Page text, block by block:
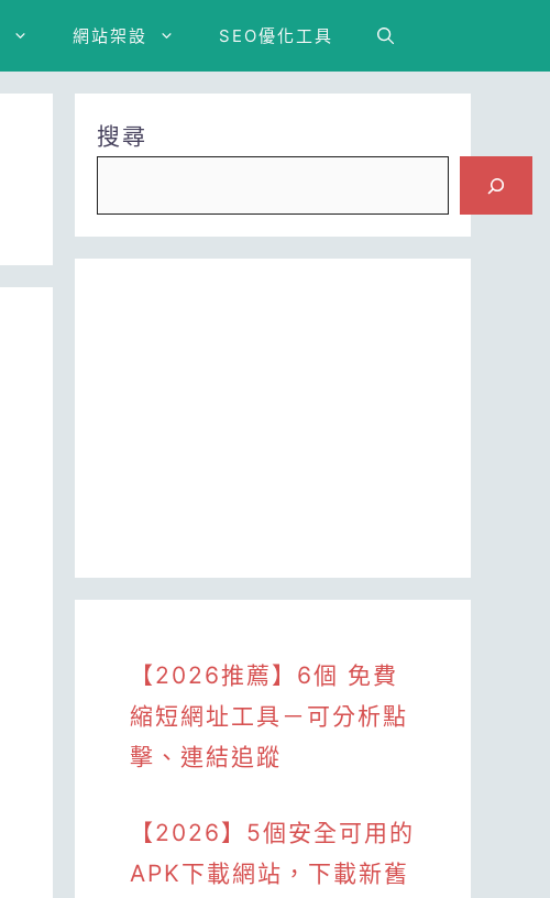
網站架設 SEO優化工具
搜尋
【2026推薦】6個 免費
縮短網址工具－可分析點
擊、連結追蹤
【2026】5個安全可用的
APK下載網站，下載新舊